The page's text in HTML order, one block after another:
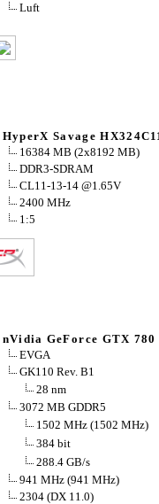
Luft
HyperX Savage
16384 MB (2x8192 MB)
DDR3-SDRAM
CL11-13-14 @1.65V
2400 MHz
1:5
nVidia GeForce GTX 780
EVGA
GK110 Rev. B1
28 nm
3072 MB GDDR5
1502 MHz (1502 MHz)
384 bit
288.4 GB/s
941 MHz (941 MHz)
2304 (DX 11.0)